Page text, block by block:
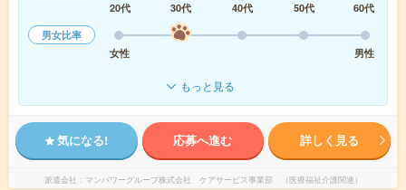
20代
30代 40代 50代
60代
男女比率
女性
男性
もっと見る
気になる! 応募へ進む 詳しく見る
派遣会社 マンパワーグループ株式会社 ケアサービス事業部 （医療福祉介護関連）